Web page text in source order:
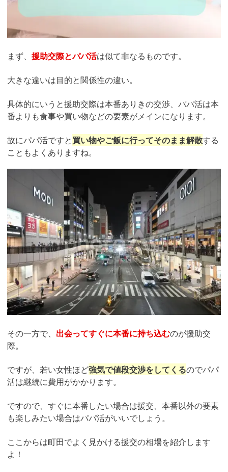
まず、 援助交際とパパ活は似て非なるものです。
大きな違いは目的と関係性の違い。
具体的にいうと援助交際は本番ありきの交渉、パパ活は本
番よりも食事や買い物などの要素がメインになります。
故にパパ活ですと買い物やご飯に行ってそのまま解散する
こともよくありますね。
その一方で、 出会ってすぐに本番に持ち込むのが援助交
際。
ですが、若い女性ほど強気で値段交渉をしてくるのでパパ
活は継続に費用がかかります。
ですので、すぐに本番したい場合は援交、本番以外の要素
も楽しみたい場合はパパ活がいいでしょう。
ここからは町田でよく見かける援交の相場を紹介します
よ！